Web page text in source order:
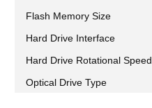
Flash Memory Size
Hard Drive Interface
Hard Drive Rotational Speed
Optical Drive Type